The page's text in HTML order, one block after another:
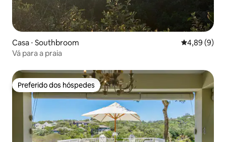
Casa ⋅ Southbroom 4,89 de uma
4,89 (9)
Vá para a praia
Preferido dos hóspedes
Preferido dos hóspedes